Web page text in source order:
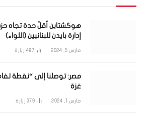
هوكشتاين أقلّ حدة تجاه
إدارة بايدن للبنانيين (اللواء)
مارس 5, 2024 487 زيارة
مصر: توصلنا إلى “نقطة
غزة
مارس 1, 2024 379 زيارة